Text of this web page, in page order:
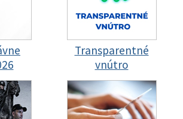
Transparentné
vnútro